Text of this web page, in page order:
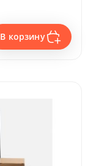
В корзину